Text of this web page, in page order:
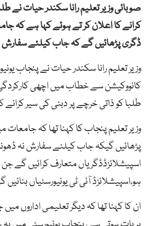
صوبائی وزیر تعلیم رانا سکندر حیات نے
کرانے کا اعلان کر تے ہوئے کہا ہے کہ
ڈگری پڑھائیں گے کہ جاب کیلئے
وزیر تعلیم رانا سکندر حیات نے پنجاب
کانووکیشن سے خطاب میں اچھی
طلبا کو ذاتی خرچے پر دبئی کی سیر کرانے
وزیر تعلیم پنجاب کا کہنا تھا کہ
پڑھائیں گیکہ جاب کیلئے سفارش نہ
اسپیشلائزڈڈگریاں متعارف کرائیں گے جن
ہو،اسپیشلائزڈ آئی ٹی یونیورسٹیاں بنائیں
ان کا کہنا تھا کہ دیگر تعلیمی اداروں